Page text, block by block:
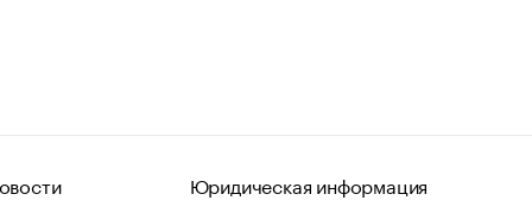
Юридическая информация